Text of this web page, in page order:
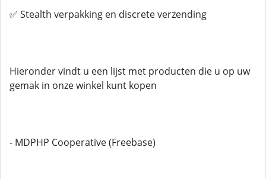
✅ Stealth verpakking en discrete verzending
Hieronder vindt u een lijst met producten die u op uw
gemak in onze winkel kunt kopen
- MDPHP Cooperative (Freebase)